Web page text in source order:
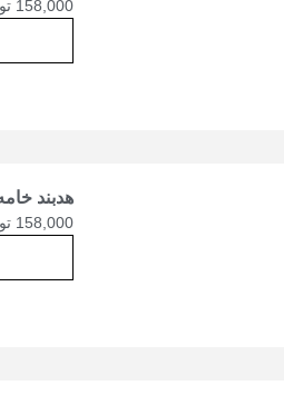
158,000
هدبند
158,000